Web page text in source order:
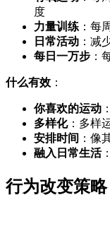
度
力量训练 ：每
日常活动 ：减
每日一万步 ：
什么有效 ：
你喜欢的运动
多样化：多样
安排时间 ：像
融入日常生活
行为改变策略